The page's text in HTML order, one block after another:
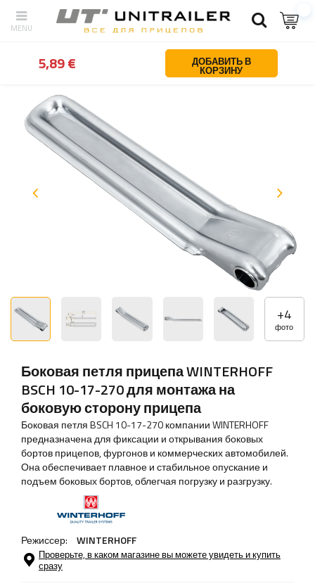
Назад Дом Запчасти для прицепов Замки и петли для
+4
фото
Боковая петля прицепа WINTERHOFF
BSCH 10-17-270 для монтажа на
боковую сторону прицепа
Боковая петля BSCH 10-17-270 компании WINTERHOFF
предназначена для фиксации и открывания боковых
бортов прицепов, фургонов и коммерческих автомобилей.
Она обеспечивает плавное и стабильное опускание и
подъем боковых бортов, облегчая погрузку и разгрузку.
Режиссер: WINTERHOFF
Проверьте, в каком магазине вы можете увидеть и купить
сразу
5,89 € ДОБАВИТЬ В
КОРЗИНУ